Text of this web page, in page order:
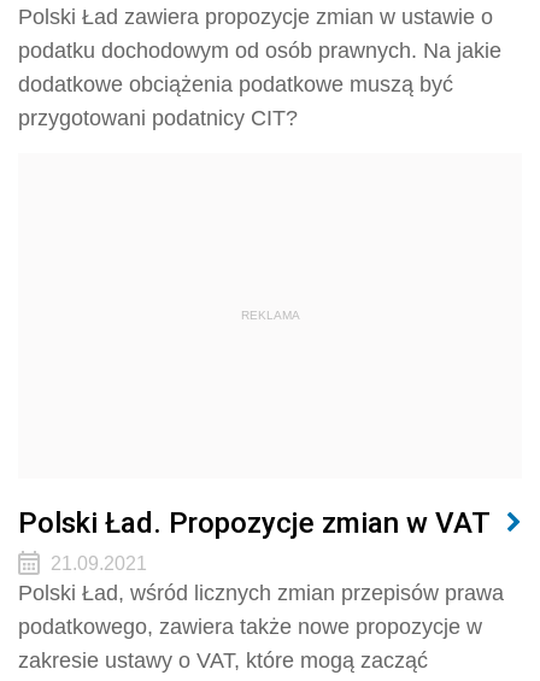
Polski Ład zawiera propozycje zmian w ustawie o
podatku dochodowym od osób prawnych. Na jakie
dodatkowe obciążenia podatkowe muszą być
przygotowani podatnicy CIT?
REKLAMA
Polski Ład. Propozycje zmian w VAT
21.09.2021
Polski Ład, wśród licznych zmian przepisów prawa
podatkowego, zawiera także nowe propozycje w
zakresie ustawy o VAT, które mogą zacząć